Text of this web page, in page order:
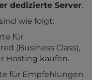
dedizierte Server.
wie folgt:
für
(Business Class),
Hosting kaufen.
für Empfehlungen